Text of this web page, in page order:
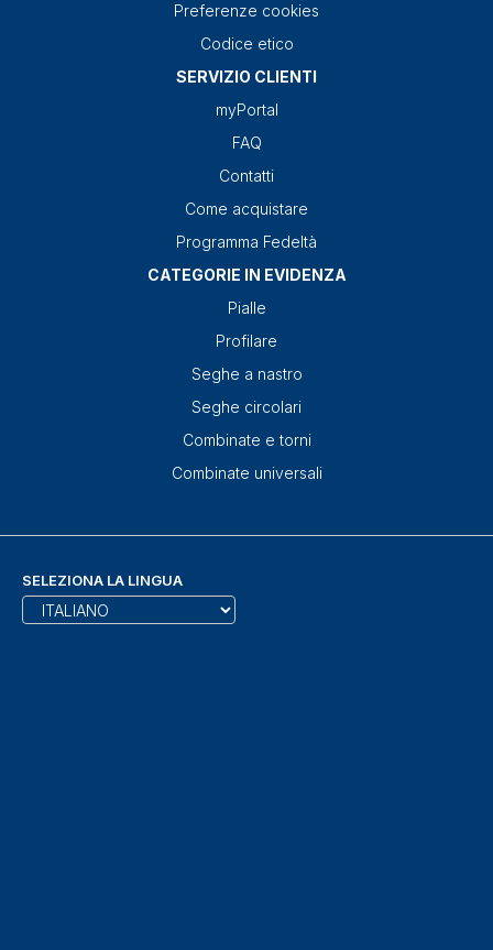
Preferenze cookies
Codice etico
SERVIZIO CLIENTI
myPortal
FAQ
Contatti
Come acquistare
Programma Fedeltà
CATEGORIE IN EVIDENZA
Pialle
Profilare
Seghe a nastro
Seghe circolari
Combinate e torni
Combinate universali
SELEZIONA LA LINGUA